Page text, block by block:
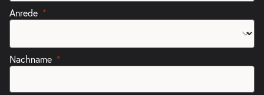
Anrede
Nachname